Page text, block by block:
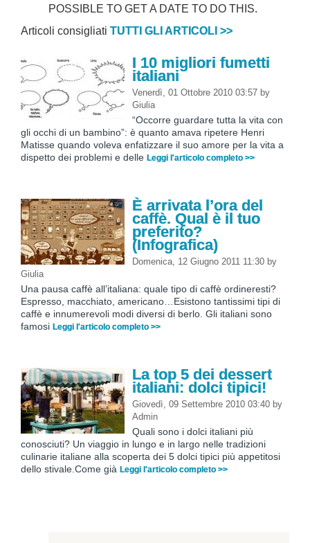
POSSIBLE TO GET A DATE TO DO THIS.
Articoli consigliati TUTTI GLI ARTICOLI >>
I 10 migliori fumetti
italiani
Venerdì, 01 Ottobre 2010 03:57 by
Giulia
“Occorre guardare tutta la vita con
gli occhi di un bambino”: è quanto amava ripetere Henri
Matisse quando voleva enfatizzare il suo amore per la vita a
dispetto dei problemi e delle Leggi l'articolo completo >>
È arrivata l’ora del
caffè. Qual è il tuo
preferito?
(Infografica)
Domenica, 12 Giugno 2011 11:30 by
Giulia
Una pausa caffè all’italiana: quale tipo di caffè ordineresti?
Espresso, macchiato, americano…Esistono tantissimi tipi di
caffè e innumerevoli modi diversi di berlo. Gli italiani sono
famosi Leggi l'articolo completo >>
La top 5 dei dessert
italiani: dolci tipici!
Giovedì, 09 Settembre 2010 03:40 by
Admin
Quali sono i dolci italiani più
conosciuti? Un viaggio in lungo e in largo nelle tradizioni
culinarie italiane alla scoperta dei 5 dolci tipici più appetitosi
dello stivale.Come già Leggi l'articolo completo >>